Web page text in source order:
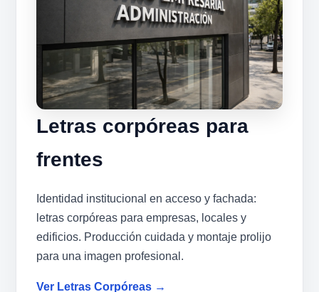
Letras corpóreas para
frentes
Identidad institucional en acceso y fachada:
letras corpóreas para empresas, locales y
edificios. Producción cuidada y montaje prolijo
para una imagen profesional.
Ver Letras Corpóreas →